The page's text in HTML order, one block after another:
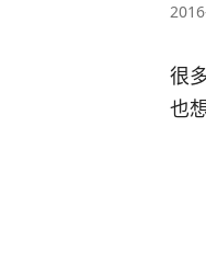
很
也